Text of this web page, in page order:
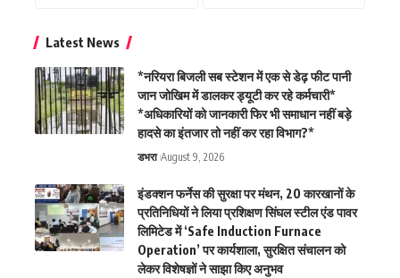
Latest News
*नरियरा बिजली सब स्टेशन में एक से डेढ़ फीट पानी
जान जोखिम में डालकर ड्यूटी कर रहे कर्मचारी*
*अधिकारियों को जानकारी फिर भी समाधान नहीं बड़े
हादसे का इंतजार तो नहीं कर रहा विभाग?*
डभरा August 9, 2026
इंडक्शन फर्नेस की सुरक्षा पर मंथन, 20 कारखानों के
प्रतिनिधियों ने लिया प्रशिक्षण सिंघल स्टील एंड पावर
लिमिटेड में ‘Safe Induction Furnace
Operation’ पर कार्यशाला, सुरक्षित संचालन को
लेकर विशेषज्ञों ने साझा किए अनुभव